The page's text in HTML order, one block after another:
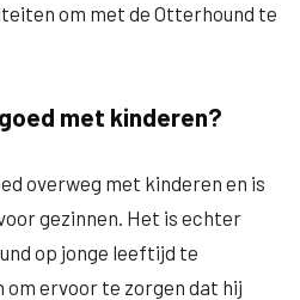
om met de Otterhound te
met kinderen?
overweg met kinderen en is
gezinnen. Het is echter
op jonge leeftijd te
ervoor te zorgen dat hij